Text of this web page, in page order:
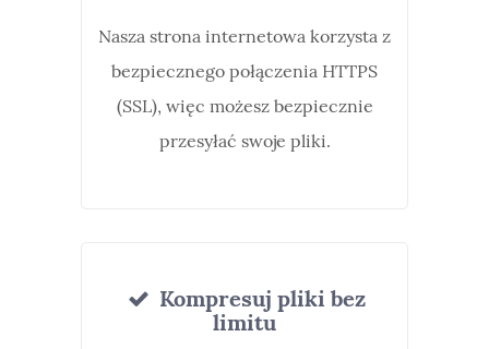
Nasza strona internetowa korzysta z
bezpiecznego połączenia HTTPS
(SSL), więc możesz bezpiecznie
przesyłać swoje pliki.
Kompresuj pliki bez
limitu